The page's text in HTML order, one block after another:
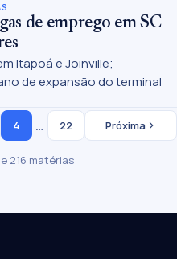
de emprego em SC
Itapoá e Joinville;
de expansão do terminal
4 … 22 Próxima
216 matérias